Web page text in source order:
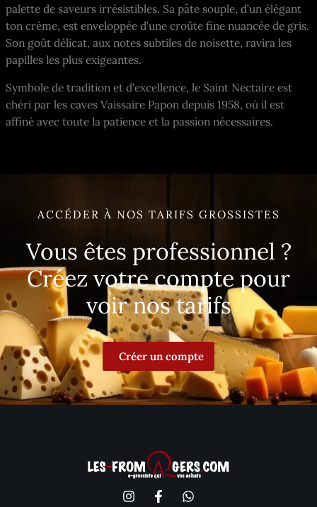
palette de saveurs irrésistibles. Sa pâte souple, d’un élégant
ton crème, est enveloppée d’une croûte fine nuancée de gris.
Son goût délicat, aux notes subtiles de noisette, ravira les
papilles les plus exigeantes.
Symbole de tradition et d’excellence, le Saint Nectaire est
chéri par les caves Vaissaire Papon depuis 1958, où il est
affiné avec toute la patience et la passion nécessaires.
ACCÉDER À NOS TARIFS GROSSISTES
Vous êtes professionnel ?
Créez votre compte pour
voir nos tarifs
Créer un compte